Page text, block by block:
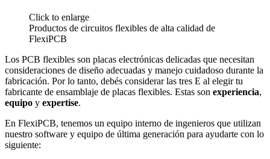
Click to enlarge
Productos de circuitos flexibles de alta calidad de
FlexiPCB
Los PCB flexibles son placas electrónicas delicadas que necesitan
consideraciones de diseño adecuadas y manejo cuidadoso durante la
fabricación. Por lo tanto, debés considerar las tres E al elegir tu
fabricante de ensamblaje de placas flexibles. Estas son experiencia,
equipo y expertise.
En FlexiPCB, tenemos un equipo interno de ingenieros que utilizan
nuestro software y equipo de última generación para ayudarte con lo
siguiente: